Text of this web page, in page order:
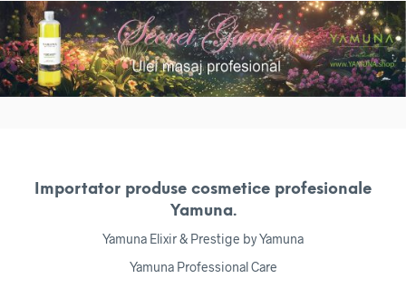
Importator produse cosmetice profesionale
Yamuna.
Yamuna Elixir & Prestige by Yamuna
Yamuna Professional Care